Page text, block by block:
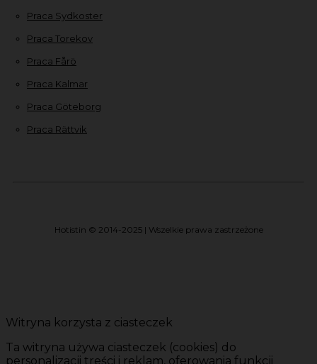
Praca Sydkoster
Praca Torekov
Praca Fårö
Praca Kalmar
Praca Göteborg
Praca Rättvik
Hotistin © 2014-2025 | Wszelkie prawa zastrzeżone
Witryna korzysta z ciasteczek
Ta witryna używa ciasteczek (cookies) do
personalizacji treści i reklam, oferowania funkcji